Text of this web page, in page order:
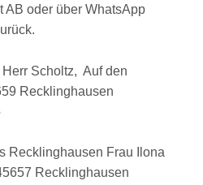
AB oder über WhatsApp
Scholtz, Auf den
Recklinghausen
Recklinghausen Frau Ilona
Recklinghausen